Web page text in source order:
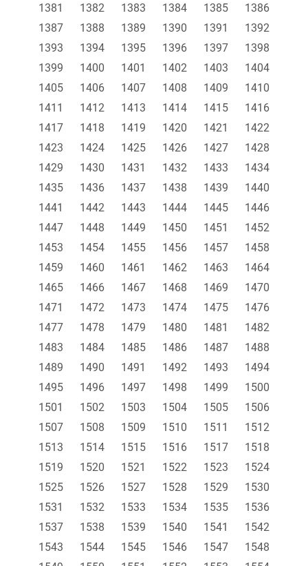
1381
1382 1383 1384 1385
1386
1387
1388 1389 1390 1391
1392
1393
1394 1395 1396 1397
1398
1399
1400 1401 1402 1403
1404
1405
1406 1407 1408 1409
1410
1411
1412 1413 1414 1415
1416
1417
1418 1419 1420 1421
1422
1423
1424 1425 1426 1427
1428
1429
1430 1431 1432 1433
1434
1435
1436 1437 1438 1439
1440
1441
1442 1443 1444 1445
1446
1447
1448 1449 1450 1451
1452
1453
1454 1455 1456 1457
1458
1459
1460 1461 1462 1463
1464
1465
1466 1467 1468 1469
1470
1471
1472 1473 1474 1475
1476
1477
1478 1479 1480 1481
1482
1483
1484 1485 1486 1487
1488
1489
1490 1491 1492 1493
1494
1495
1496 1497 1498 1499
1500
1501
1502 1503 1504 1505
1506
1507
1508 1509 1510 1511
1512
1513
1514 1515 1516 1517
1518
1519
1520 1521 1522 1523
1524
1525
1526 1527 1528 1529
1530
1531
1532 1533 1534 1535
1536
1537
1538 1539 1540 1541
1542
1543
1544 1545 1546 1547
1548